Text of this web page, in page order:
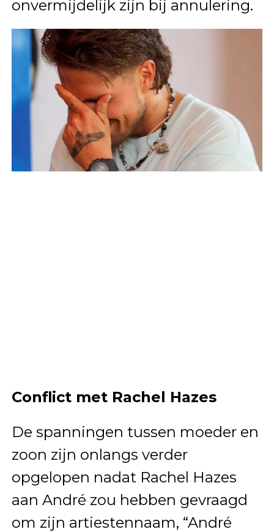
onvermijdelijk zijn bij annulering.
Conflict met Rachel Hazes
De spanningen tussen moeder en
zoon zijn onlangs verder
opgelopen nadat Rachel Hazes
aan André zou hebben gevraagd
om zijn artiestennaam, “André